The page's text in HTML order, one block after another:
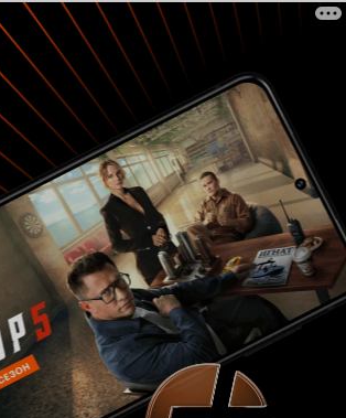
страны, где этот мультик
из-за этих серий. Так что
что поступили мудро и дали
с этим клёвым
огорчает тот факт, что в
уволили автора
этого
его придумал –Криса
его идеи была собственная
в семье немало сестер.
ошибаюсь, но это вряд ли
сериям на пользу.ИтогКак
мне очень понравился данный
надеюсь, он будет жить ещё
для творчества просто
сериал очень милый и
не вызывает никаких
Кто его ещё не видел –
Посмотрите хоть немного, а
он вам или нет. А мне он
– ведьпозитив нужен